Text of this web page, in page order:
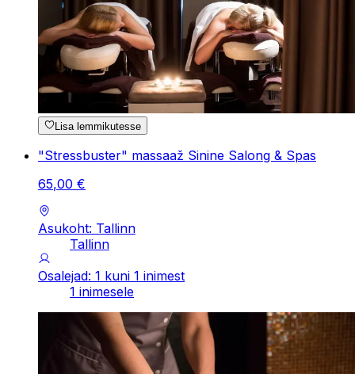
Lisa lemmikutesse
"Stressbuster" massaaž Sinine Salong & Spas
65,00 €
Asukoht: Tallinn
Tallinn
Osalejad: 1 kuni 1 inimest
1 inimesele